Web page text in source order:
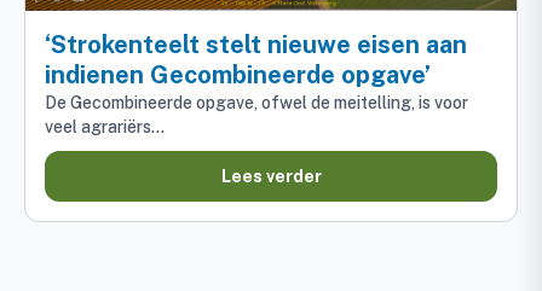
‘Strokenteelt stelt nieuwe eisen aan
indienen Gecombineerde opgave’
De Gecombineerde opgave, ofwel de meitelling, is voor
veel agrariërs…
Lees verder